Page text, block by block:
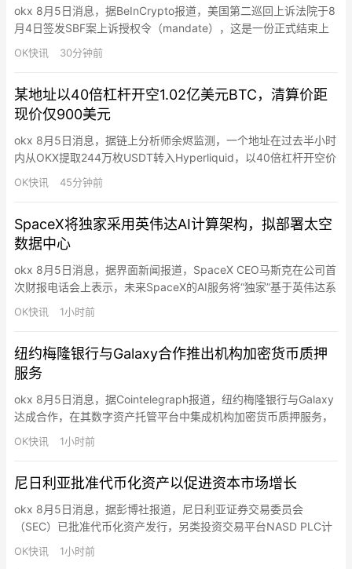
okx 8月5日消息，据BeInCrypto报道，美国第二巡回上诉法院于8
月4日签发SBF案上诉授权令（mandate），这是一份正式结束上
诉程序的结案文书，意味着上诉法院的审理已彻底完结，案件发回
一审法院执行判决。该命令确认维持原判——25年刑期及约110亿
途径：向美国最高法院提呈调卷令…
OK快讯 30分钟前
某地址以40倍杠杆开空1.02亿美元BTC，清算价距
现价仅900美元
okx 8月5日消息，据链上分析师余烬监测，一个地址在过去半小时
内从OKX提取244万枚USDT转入Hyperliquid，以40倍杠杆开空价
值1.02亿美元的BTC，开空价64202美元，清算价64889美元，距
现价约900美元。
OK快讯 45分钟前
SpaceX将独家采用英伟达AI计算架构，拟部署太空
数据中心
okx 8月5日消息，据界面新闻报道，SpaceX CEO马斯克在公司首
次财报电话会上表示，未来SpaceX的AI服务将“独家”基于英伟达系
统运行。马斯克称，公司认为英伟达Vera Rubin架构是“最佳AI计算
架构”。马斯克透露，SpaceX预计今年年底计算能力将超过2吉瓦
端部署英伟达Vera R…
OK快讯 1小时前
纽约梅隆银行与Galaxy合作推出机构加密货币质押
服务
okx 8月5日消息，据Cointelegraph报道，纽约梅隆银行与Galaxy
达成合作，在其数字资产托管平台中集成机构加密货币质押服务，
允许合格客户在不转移资产的情况下获得质押奖励。Galaxy将提供
质押基础设施并担任BNY数字资产平台的设计合作伙伴，双方未指
务整合为面向机构客户的一站式服务。此次…
OK快讯 1小时前
尼日利亚批准代币化资产以促进资本市场增长
okx 8月5日消息，据彭博社报道，尼日利亚证券交易委员会
（SEC）已批准代币化资产发行，另类投资交易平台NASD PLC计
划于下月初正式推出该服务。NASD代理董事总经理Chinwendu
Ekeh表示，该国SEC随后与加拿大公司Blockstation Inc.合作，为
OK快讯 1小时前